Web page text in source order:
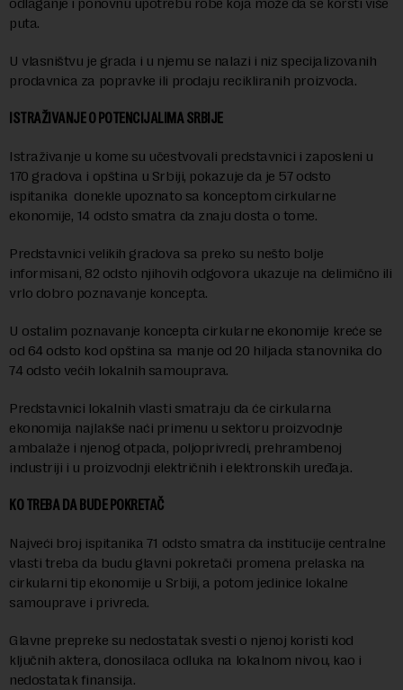
puta.
U vlasništvu je grada i u njemu se nalazi i niz specijalizovanih
prodavnica za popravke ili prodaju recikliranih proizvoda.
ISTRAŽIVANJE O POTENCIJALIMA SRBIJE
Istraživanje u kome su učestvovali predstavnici i zaposleni u
170 gradova i opština u Srbiji, pokazuje da je 57 odsto
ispitanika donekle upoznato sa konceptom cirkularne
ekonomije, 14 odsto smatra da znaju dosta o tome.
Predstavnici velikih gradova sa preko su nešto bolje
informisani, 82 odsto njihovih odgovora ukazuje na delimično ili
vrlo dobro poznavanje koncepta.
U ostalim poznavanje koncepta cirkularne ekonomije kreće se
od 64 odsto kod opština sa manje od 20 hiljada stanovnika do
74 odsto većih lokalnih samouprava.
Predstavnici lokalnih vlasti smatraju da će cirkularna
ekonomija najlakše naći primenu u sektoru proizvodnje
ambalaže i njenog otpada, poljoprivredi, prehrambenoj
industriji i u proizvodnji električnih i elektronskih uređaja.
KO TREBA DA BUDE POKRETAČ
Najveći broj ispitanika 71 odsto smatra da institucije centralne
vlasti treba da budu glavni pokretači promena prelaska na
cirkularni tip ekonomije u Srbiji, a potom jedinice lokalne
samouprave i privreda.
Glavne prepreke su nedostatak svesti o njenoj koristi kod
ključnih aktera, donosilaca odluka na lokalnom nivou, kao i
nedostatak finansija.